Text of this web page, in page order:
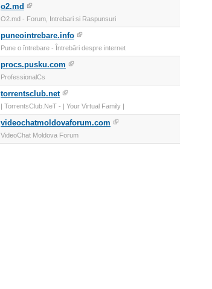
o2.md
O2.md - Forum, Intrebari si Raspunsuri
puneointrebare.info
Pune o întrebare - Întrebări despre internet
procs.pusku.com
ProfessionalCs
torrentsclub.net
| TorrentsClub.NeT - | Your Virtual Family |
videochatmoldovaforum.com
VideoChat Moldova Forum